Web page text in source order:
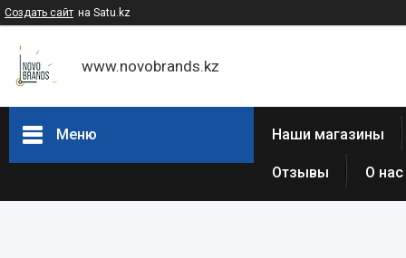
Создать сайт на Satu.kz
www.novobrands.kz
Меню Наши магазины
Отзывы О нас